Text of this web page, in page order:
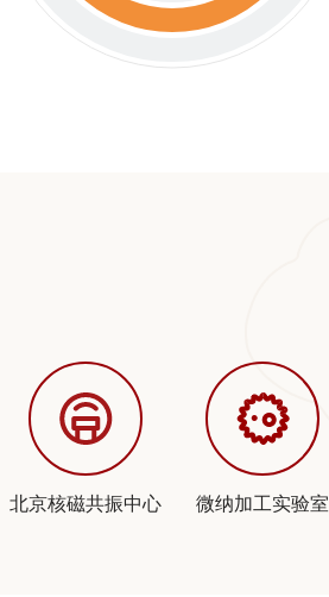
北京核磁共振中心 微纳加工实验室